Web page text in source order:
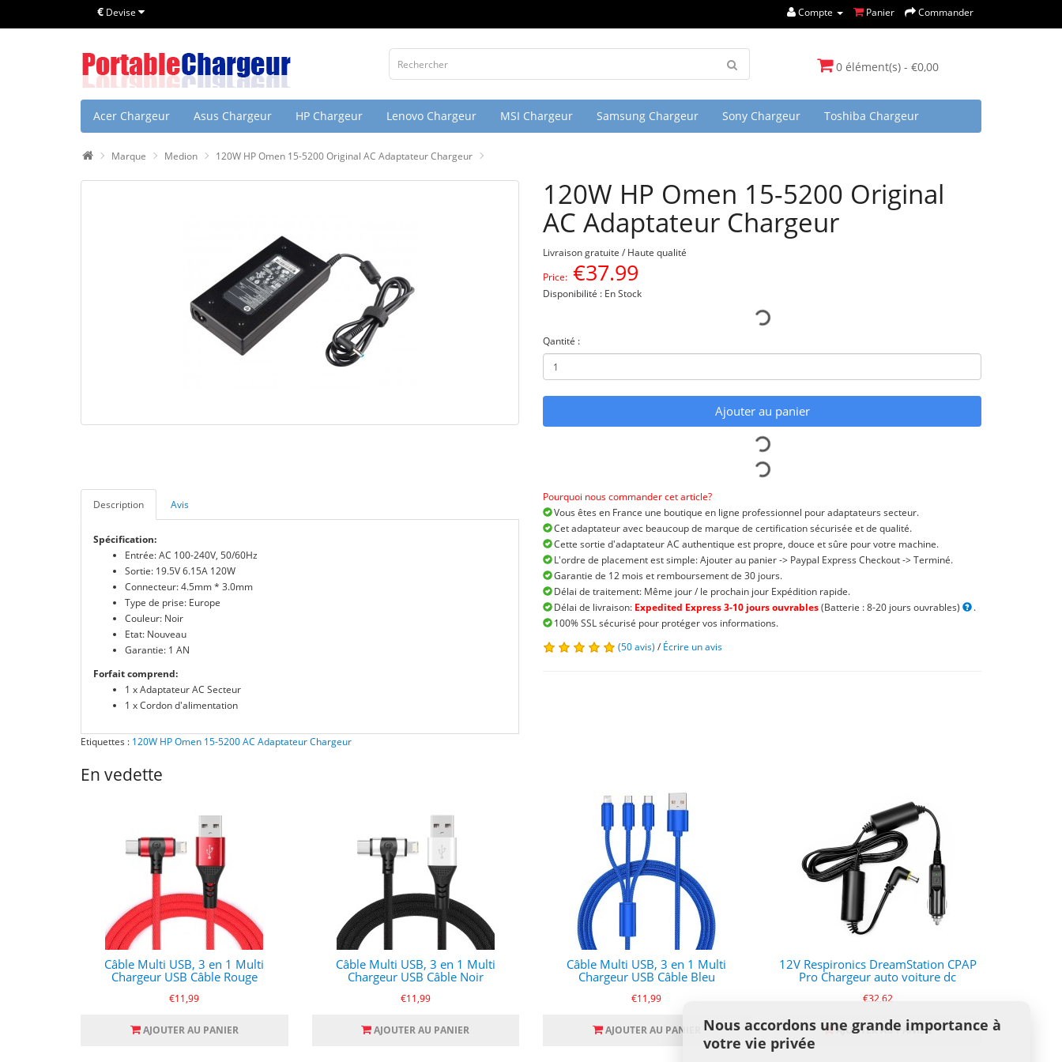
€ Devise Compte Panier Commander
0 élément(s) - €0,00
Acer Chargeur Asus Chargeur HP Chargeur Lenovo Chargeur MSI Chargeur Samsung Chargeur Sony Chargeur Toshiba Chargeur
Marque Medion 120W HP Omen 15-5200 Original AC Adaptateur Chargeur
120W HP Omen 15-5200 Original
AC Adaptateur Chargeur
Livraison gratuite / Haute qualité
Price: €37.99
Disponibilité : En Stock
Qantité :
Ajouter au panier
Description Avis
Spécification:
Entrée: AC 100-240V, 50/60Hz
Sortie: 19.5V 6.15A 120W
Connecteur: 4.5mm * 3.0mm
Type de prise: Europe
Couleur: Noir
Etat: Nouveau
Garantie: 1 AN
Forfait comprend:
1 x Adaptateur AC Secteur
1 x Cordon d'alimentation
Pourquoi nous commander cet article?
Vous êtes en France une boutique en ligne professionnel pour adaptateurs secteur.
Cet adaptateur avec beaucoup de marque de certification sécurisée et de qualité.
Cette sortie d'adaptateur AC authentique est propre, douce et sûre pour votre machine.
L'ordre de placement est simple: Ajouter au panier -> Paypal Express Checkout -> Terminé.
Garantie de 12 mois et remboursement de 30 jours.
Délai de traitement: Même jour / le prochain jour Expédition rapide.
Délai de livraison: Expedited Express 3-10 jours ouvrables(Batterie : 8-20 jours ouvrables)
.
100% SSL sécurisé pour protéger vos informations.
(50 avis) / Écrire un avis
Etiquettes : 120W HP Omen 15-5200 AC Adaptateur Chargeur
En vedette
Câble Multi USB, 3 en 1 Multi
Chargeur USB Câble Rouge
€11,99
AJOUTER AU PANIER
Câble Multi USB, 3 en 1 Multi
Chargeur USB Câble Noir
€11,99
AJOUTER AU PANIER
Câble Multi USB, 3 en 1 Multi
Chargeur USB Câble Bleu
€11,99
AJOUTER AU PANIER
12V Respironics DreamStation CPAP
Pro Chargeur auto voiture dc
€32,62
AJOUTER AU PANIER
Nous accordons une grande importance à
votre vie privée